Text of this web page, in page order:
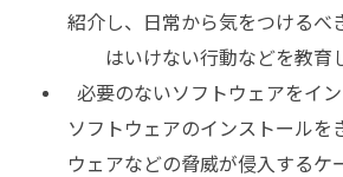
紹介し、日常から気をつけるべ
はいけない行動などを教育
必要のないソフトウェアをイ
ソフトウェアのインストールを
ウェアなどの脅威が侵入するケ